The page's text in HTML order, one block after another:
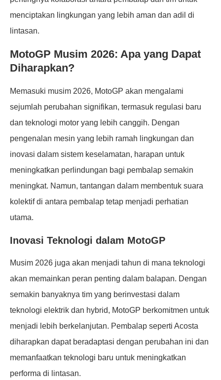
menciptakan lingkungan yang lebih aman dan adil di
lintasan.
MotoGP Musim 2026: Apa yang Dapat
Diharapkan?
Memasuki musim 2026, MotoGP akan mengalami
sejumlah perubahan signifikan, termasuk regulasi baru
dan teknologi motor yang lebih canggih. Dengan
pengenalan mesin yang lebih ramah lingkungan dan
inovasi dalam sistem keselamatan, harapan untuk
meningkatkan perlindungan bagi pembalap semakin
meningkat. Namun, tantangan dalam membentuk suara
kolektif di antara pembalap tetap menjadi perhatian
utama.
Inovasi Teknologi dalam MotoGP
Musim 2026 juga akan menjadi tahun di mana teknologi
akan memainkan peran penting dalam balapan. Dengan
semakin banyaknya tim yang berinvestasi dalam
teknologi elektrik dan hybrid, MotoGP berkomitmen untuk
menjadi lebih berkelanjutan. Pembalap seperti Acosta
diharapkan dapat beradaptasi dengan perubahan ini dan
memanfaatkan teknologi baru untuk meningkatkan
performa di lintasan.